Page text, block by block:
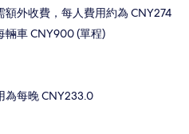
額外收費，每人費用約為 CNY274
輛車 CNY900 (單程)
為每晚 CNY233.0